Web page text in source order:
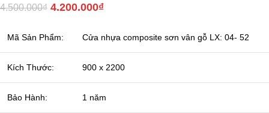
4.500.000₫ 4.200.000₫
Mã Sản Phẩm: Cửa nhựa composite sơn vân gỗ LX: 04- 52
Kích Thước: 900 x 2200
Bảo Hành: 1 năm